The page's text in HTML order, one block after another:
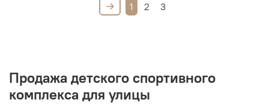
1 2 3
Продажа детского спортивного
комплекса для улицы